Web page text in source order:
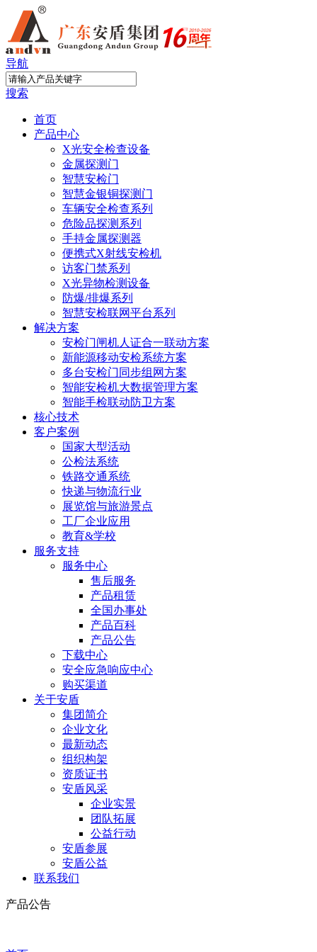
导航
搜索
首页
产品中心
X光安全检查设备
金属探测门
智慧安检门
智慧金银铜探测门
车辆安全检查系列
危险品探测系列
手持金属探测器
便携式X射线安检机
访客门禁系列
X光异物检测设备
防爆/排爆系列
智慧安检联网平台系列
解决方案
安检门闸机人证合一联动方案
新能源移动安检系统方案
多台安检门同步组网方案
智能安检机大数据管理方案
智能手检联动防卫方案
核心技术
客户案例
国家大型活动
公检法系统
铁路交通系统
快递与物流行业
展览馆与旅游景点
工厂企业应用
教育&学校
服务支持
服务中心
售后服务
产品租赁
全国办事处
产品百科
产品公告
下载中心
安全应急响应中心
购买渠道
关于安盾
集团简介
企业文化
最新动态
组织构架
资质证书
安盾风采
企业实景
团队拓展
公益行动
安盾参展
安盾公益
联系我们
产品公告